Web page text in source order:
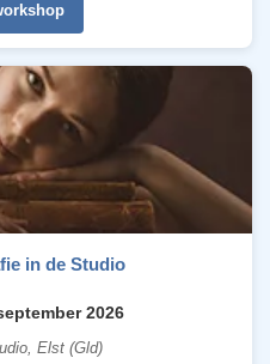
in de Studio
2026
Elst (Gld)